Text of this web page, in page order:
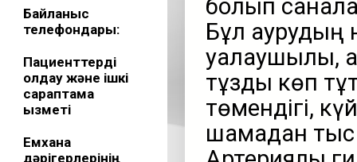
Байланыс
телефондары:
Пациенттерді
қолдау және ішкі
сараптама
қызметі
Емхана
дәрігерлерінің
болып
Бұл аурудың
қуалаушылық,
тұзды көп
төмендігі,
шамадан